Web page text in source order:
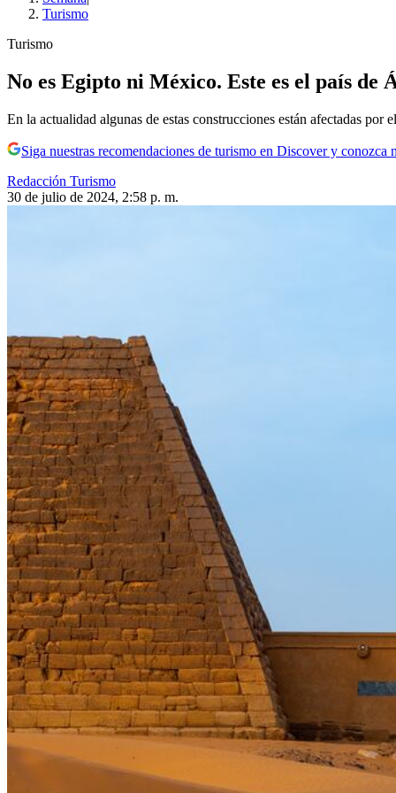
Turismo
Turismo
No es Egipto ni México. Este es el país
En la actualidad algunas de estas construcciones están afectadas por
Siga nuestras recomendaciones de turismo en Discover y conozca
Redacción Turismo
30 de julio de 2024, 2:58 p. m.